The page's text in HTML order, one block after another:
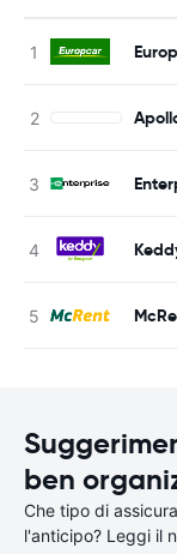
ben
Che tipo di
l'anticipo? Leggi il